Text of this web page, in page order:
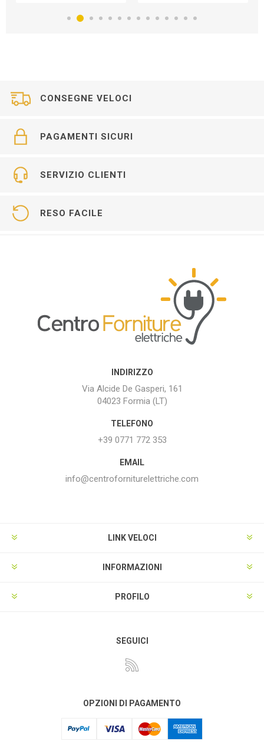
CONSEGNE VELOCI
PAGAMENTI SICURI
SERVIZIO CLIENTI
RESO FACILE
INDIRIZZO
Via Alcide De Gasperi, 161
04023 Formia (LT)
TELEFONO
+39 0771 772 353
EMAIL
info@centroforniturelettriche.com
LINK VELOCI
INFORMAZIONI
PROFILO
SEGUICI
OPZIONI DI PAGAMENTO